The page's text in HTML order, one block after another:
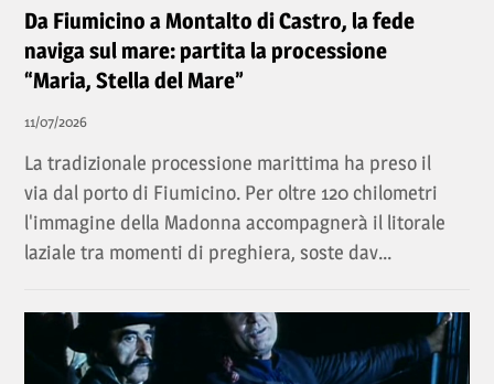
Da Fiumicino a Montalto di Castro, la fede
naviga sul mare: partita la processione
“Maria, Stella del Mare”
11/07/2026
La tradizionale processione marittima ha preso il
via dal porto di Fiumicino. Per oltre 120 chilometri
l'immagine della Madonna accompagnerà il litorale
laziale tra momenti di preghiera, soste dav...